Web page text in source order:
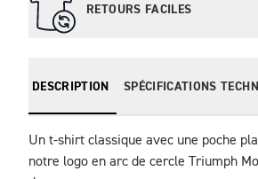
RETOURS FACILES
DESCRIPTION SPÉCIFICATIONS
Un t-shirt classique avec une poche
notre logo en arc de cercle Triumph